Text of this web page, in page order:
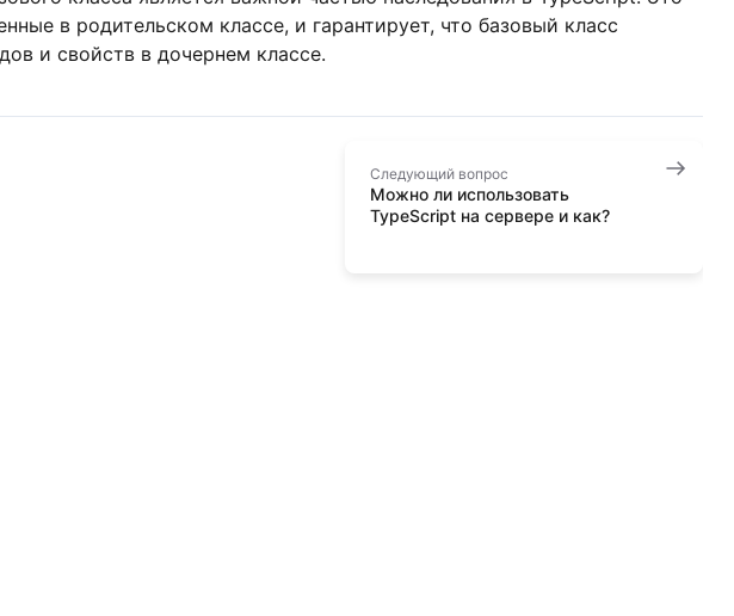
в родительском классе, и гарантирует, что базовый класс
и свойств в дочернем классе.
Следующий вопрос
Можно ли использовать
TypeScript на сервере и как?